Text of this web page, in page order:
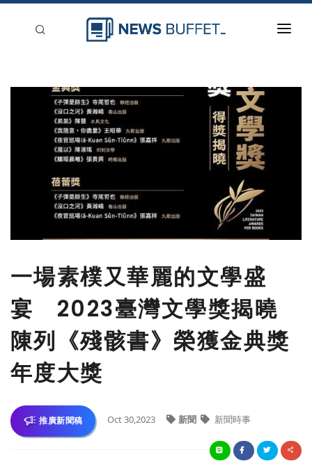
新聞稿分類
登入
刊登
一場素樸又華麗的文學盛
宴 2023臺灣文學獎揭曉
陳列《殘骸書》榮獲金典獎
年度大獎
推廣新聞稿 Oct 30,2023 新聞 新聞時事